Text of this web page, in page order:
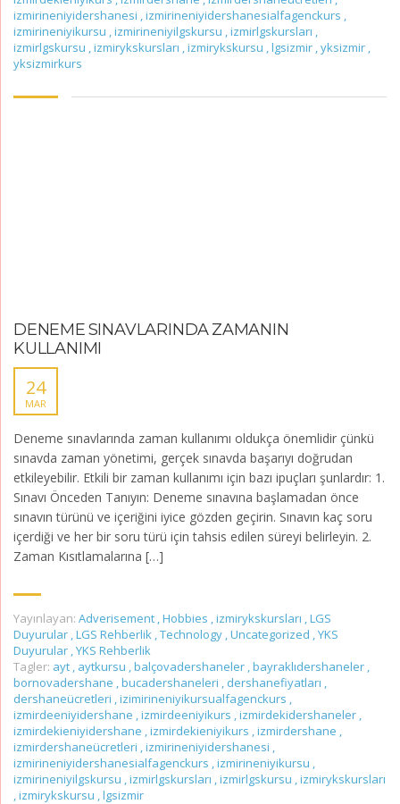
izmirineniyidershanesi ,izmirineniyidershanesialfagenckurs ,
izmirineniyikursu ,izmirineniyilgskursu ,izmirlgskursları ,
izmirlgskursu ,izmirykskursları ,izmirykskursu ,lgsizmir ,yksizmir ,
yksizmirkurs
DENEME SINAVLARINDA ZAMANIN
KULLANIMI
24
MAR
Deneme sınavlarında zaman kullanımı oldukça önemlidir çünkü
sınavda zaman yönetimi, gerçek sınavda başarıyı doğrudan
etkileyebilir. Etkili bir zaman kullanımı için bazı ipuçları şunlardır: 1.
Sınavı Önceden Tanıyın: Deneme sınavına başlamadan önce
sınavın türünü ve içeriğini iyice gözden geçirin. Sınavın kaç soru
içerdiği ve her bir soru türü için tahsis edilen süreyi belirleyin. 2.
Zaman Kısıtlamalarına […]
Yayınlayan: Adverisement ,Hobbies ,izmirykskursları ,LGS
Duyurular ,LGS Rehberlik ,Technology ,Uncategorized ,YKS
Duyurular ,YKS Rehberlik
Tagler: ayt , aytkursu ,balçovadershaneler ,bayraklıdershaneler ,
bornovadershane ,bucadershaneleri , dershanefiyatları ,
dershaneücretleri ,izimirineniyikursualfagenckurs ,
izmirdeeniyidershane ,izmirdeeniyikurs ,izmirdekidershaneler ,
izmirdekieniyidershane ,izmirdekieniyikurs ,izmirdershane ,
izmirdershaneücretleri ,izmirineniyidershanesi ,
izmirineniyidershanesialfagenckurs ,izmirineniyikursu ,
izmirineniyilgskursu ,izmirlgskursları ,izmirlgskursu ,izmirykskursları
,izmirykskursu ,lgsizmir